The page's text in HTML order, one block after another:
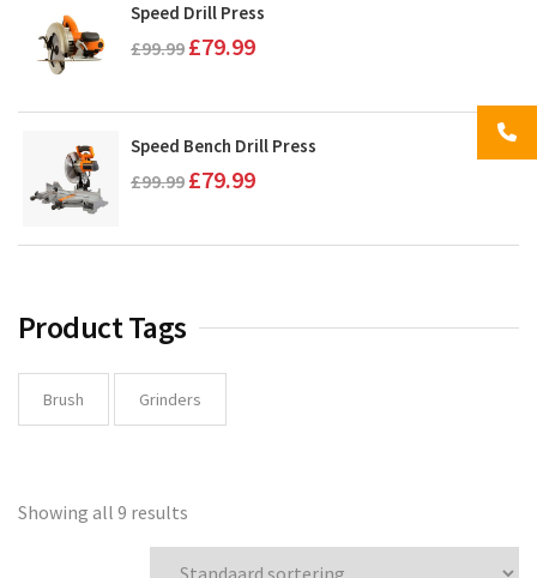
Speed Drill Press
£99.99 Oorspronkelijke
£79.99Huidige
Speed Bench Drill Press
£99.99 Oorspronkelijke
£79.99Huidige
Product Tags
Brush Grinders
Showing all 9 results